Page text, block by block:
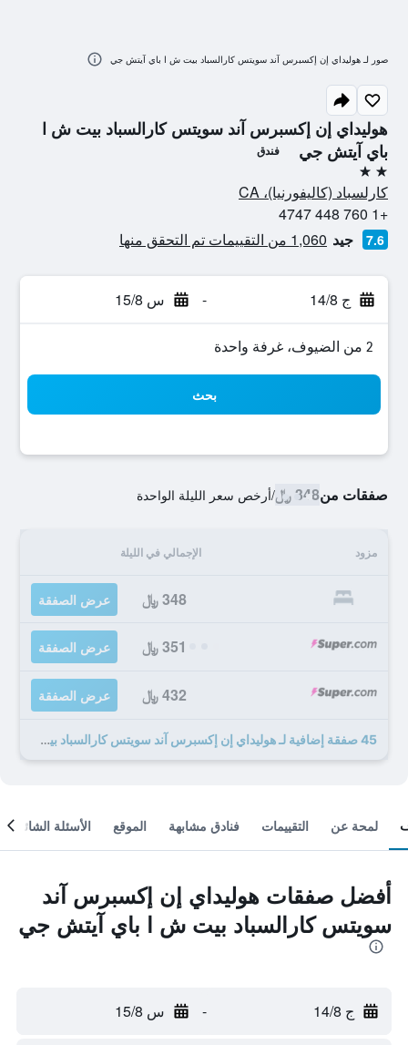
هوليداي إن إكسبرس آند سويتس كارالسباد بيت ش ا
باي آيتش جي
فندق
2 نجمتين
كارلسباد (كاليفورنيا)، CA
+1 760 448 4747
7.6 جيد 1,060 من التقييمات تم التحقق منها
ج 14/8 - س 15/8
2 من الضيوف، غرفة واحدة
بحث
صفقات من348 ﷼ /أرخص سعر الليلة الواحدة
مزود الإجمالي في الليلة
348 ﷼ عرض الصفقة
351 ﷼ عرض الصفقة
432 ﷼ عرض الصفقة
45 صفقة إضافية لـ هوليداي إن إكسبرس آند سويتس كارالسباد بيت ش ا باي آيتش جي
صور لـ هوليداي إن إكسبرس آند سويتس كارالسباد بيت ش ا باي آيتش جي
لمحة عن التقييمات فنادق مشابهة الموقع الأسئلة الشائعة
أفضل صفقات هوليداي إن إكسبرس آند
سويتس كارالسباد بيت ش ا باي آيتش جي
ج 14/8 - س 15/8